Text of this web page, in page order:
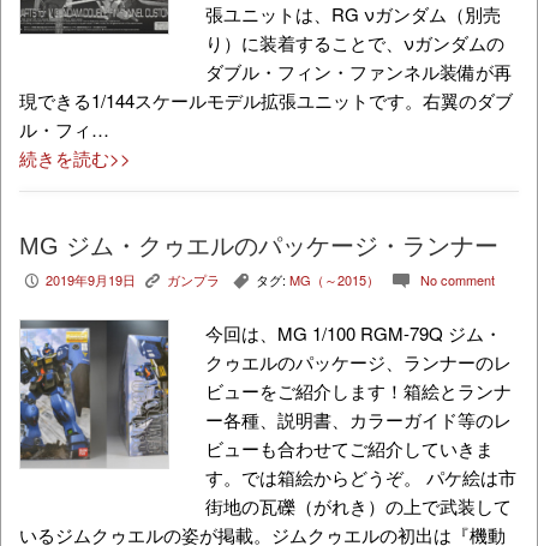
張ユニットは、RG νガンダム（別売
り）に装着することで、νガンダムの
ダブル・フィン・ファンネル装備が再
現できる1/144スケールモデル拡張ユニットです。右翼のダブ
ル・フィ…
続きを読む>>
MG ジム・クゥエルのパッケージ・ランナー
P 2019年9月19日 K ガンプラ , タグ: MG（～2015） c No comment
今回は、MG 1/100 RGM-79Q ジム・
クゥエルのパッケージ、ランナーのレ
ビューをご紹介します！箱絵とランナ
ー各種、説明書、カラーガイド等のレ
ビューも合わせてご紹介していきま
す。では箱絵からどうぞ。 パケ絵は市
街地の瓦礫（がれき）の上で武装して
いるジムクゥエルの姿が掲載。ジムクゥエルの初出は『機動